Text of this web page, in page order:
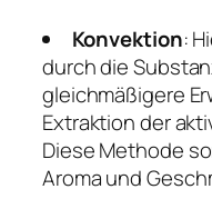
Konvektion:
durch die
gleichmäßigere
Extraktion der
Diese Methode
Aroma und